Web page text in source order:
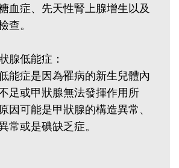
血症、先天性腎上腺增生以及
查。
腺低能症：
能症是因為罹病的新生兒體內
足或甲狀腺無法發揮作用所
因可能是甲狀腺的構造異常、
常或是碘缺乏症。